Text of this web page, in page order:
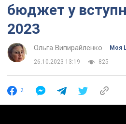
бюджет у
2023
Ольга Випирайленко Моя
26.10.2023 13:19 825
2